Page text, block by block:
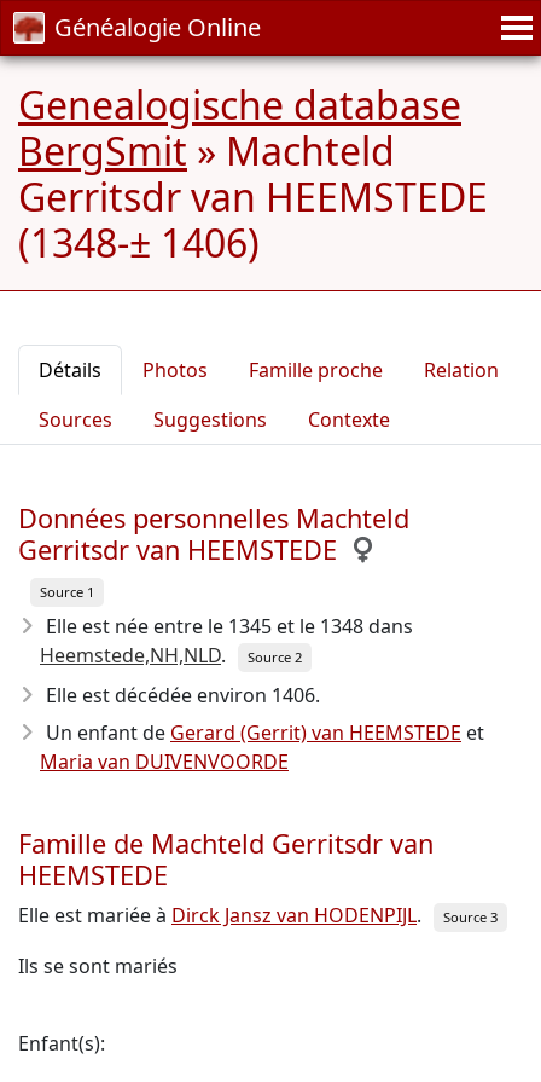
Généalogie Online
Genealogische database
BergSmit » Machteld
Gerritsdr van HEEMSTEDE
(1348-± 1406)
Détails Photos Famille proche
Relation
Sources
Suggestions Contexte
Données personnelles Machteld
Gerritsdr van HEEMSTEDE
Source 1
Elle est née entre le 1345 et le 1348dans
Heemstede,NH,NLD. Source 2
Elle est décédée environ 1406.
Un enfant de Gerard (Gerrit) van HEEMSTEDE et
Maria van DUIVENVOORDE
Famille de Machteld Gerritsdr van
HEEMSTEDE
Elle est mariée à Dirck Jansz van HODENPIJL. Source 3
Ils se sont mariés
Enfant(s):